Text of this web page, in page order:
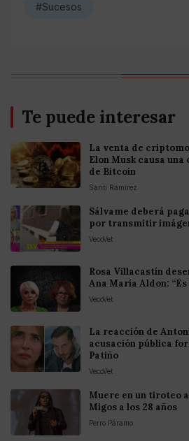
#Sucesos
Te puede interesar
La venta de
Elon Musk causa
de Bitcoin
Santi Ramirez
Sálvame deberá
por transmitir
VecoVet
Rosa Villacastín
Ana María Aldon:
VecoVet
La reacción de
acusación pública
Patiño
VecoVet
Muere en un tiroteo
Migos a los 28 años
Perro Páramo